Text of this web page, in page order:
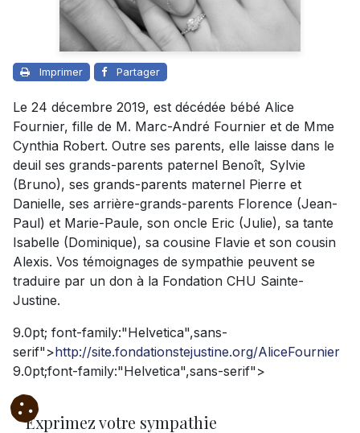
Imprimer Partager
Le 24 décembre 2019, est décédée bébé Alice
Fournier, fille de M. Marc-André Fournier et de Mme
Cynthia Robert. Outre ses parents, elle laisse dans le
deuil ses grands-parents paternel Benoît, Sylvie
(Bruno), ses grands-parents maternel Pierre et
Danielle, ses arrière-grands-parents Florence (Jean-
Paul) et Marie-Paule, son oncle Eric (Julie), sa tante
Isabelle (Dominique), sa cousine Flavie et son cousin
Alexis. Vos témoignages de sympathie peuvent se
traduire par un don à la Fondation CHU Sainte-
Justine.
9.0pt; font-family:"Helvetica",sans-
serif">http://site.fondationstejustine.org/AliceFournier
9.0pt;font-family:"Helvetica",sans-serif">
Exprimez votre sympathie